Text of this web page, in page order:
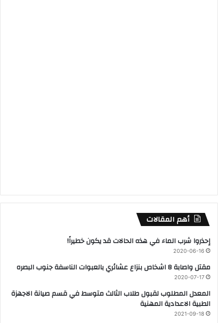
أهم المقالات
إحذروا شرب الماء في هذه الحالات قد يكون خطيراً!
2020-06-16
مقتل واصابة 8 اشخاص بنزاع عشائري بالعبوات الناسفة جنوب البصره
2020-07-17
المعدل المطلوب لقبول طلاب الثالث متوسط في قسم صيانة الاجهزة
الطبية الاعدادية المهنية
2021-09-18